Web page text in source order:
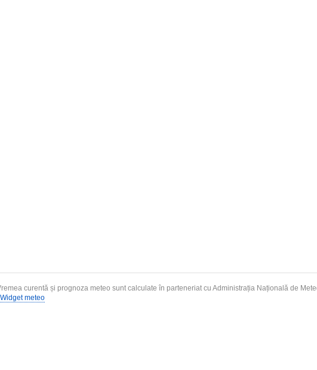
curentă și prognoza meteo sunt calculate în parteneriat cu Administrația Națională de
Widget meteo